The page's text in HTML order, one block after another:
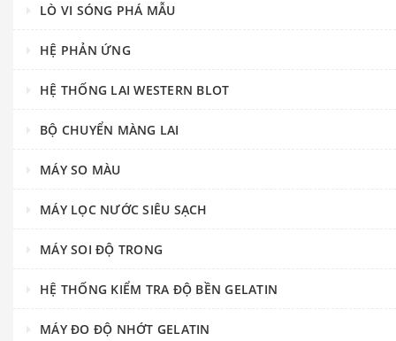
LÒ VI SÓNG PHÁ MẪU
HỆ PHẢN ỨNG
HỆ THỐNG LAI WESTERN BLOT
BỘ CHUYỂN MÀNG LAI
MÁY SO MÀU
MÁY LỌC NƯỚC SIÊU SẠCH
MÁY SOI ĐỘ TRONG
HỆ THỐNG KIỂM TRA ĐỘ BỀN GELATIN
MÁY ĐO ĐỘ NHỚT GELATIN